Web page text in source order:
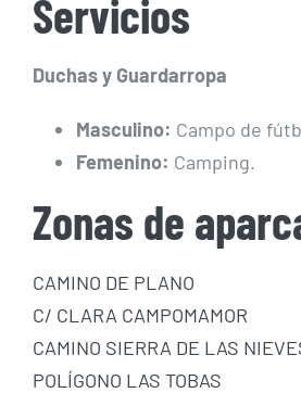
Servicios
Duchas y Guardarropa
Masculino: Campo de
Femenino: Camping.
Zonas de
CAMINO DE PLANO
C/ CLARA CAMPOMAMOR
CAMINO SIERRA DE LAS
POLÍGONO LAS TOBAS